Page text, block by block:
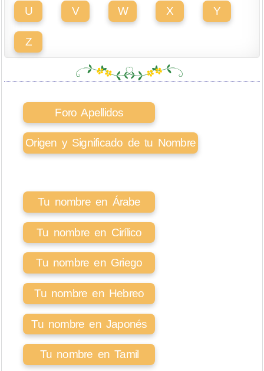
U V W X Y
Z
Foro Apellidos
Origen y Significado de tu Nombre
Tu nombre en Árabe
Tu nombre en Cirílico
Tu nombre en Griego
Tu nombre en Hebreo
Tu nombre en Japonés
Tu nombre en Tamil